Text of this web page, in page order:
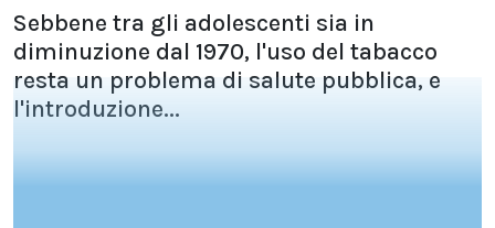
Sebbene tra gli adolescenti sia in
diminuzione dal 1970, l'uso del tabacco
resta un problema di salute pubblica, e
l'introduzione...